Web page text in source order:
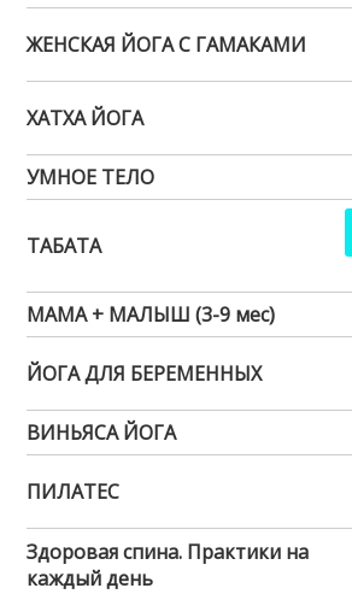
ЖЕНСКАЯ ЙОГА С ГАМАКАМИ
ХАТХА ЙОГА
УМНОЕ ТЕЛО
ТАБАТА
МАМА + МАЛЫШ (3-9 мес)
ЙОГА ДЛЯ БЕРЕМЕННЫХ
ВИНЬЯСА ЙОГА
ПИЛАТЕС
Здоровая спина. Практики на
каждый день